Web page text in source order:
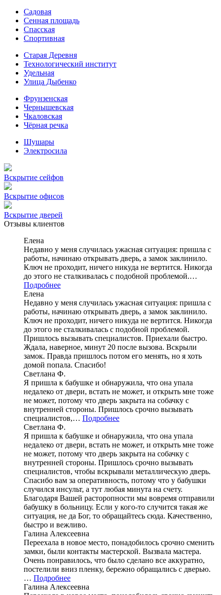
Садовая
Сенная площадь
Спасская
Спортивная
Старая Деревня
Технологический институт
Удельная
Улица Дыбенко
Фрунзенская
Чернышевская
Чкаловская
Чёрная речка
Шушары
Электросила
Вскрытие сейфов
Вскрытие офисов
Вскрытие дверей
Отзывы клиентов
Елена
Недавно у меня случилась ужасная ситуация: пришла с
работы, начинаю открывать дверь, а замок заклинило.
Ключ не проходит, ничего никуда не вертится. Никогда
до этого не сталкивалась с подобной проблемой.…
Подробнее
Елена
Недавно у меня случилась ужасная ситуация: пришла с
работы, начинаю открывать дверь, а замок заклинило.
Ключ не проходит, ничего никуда не вертится. Никогда
до этого не сталкивалась с подобной проблемой.
Пришлось вызывать специалистов. Приехали быстро.
Ждала, наверное, минут 20 после вызова. Вскрыли
замок. Правда пришлось потом его менять, но я хоть
домой попала. Спасибо!
Светлана Ф.
Я пришла к бабушке и обнаружила, что она упала
недалеко от двери, встать не может, и открыть мне тоже
не может, потому что дверь закрыта на собачку с
внутренней стороны. Пришлось срочно вызывать
специалистов,… Подробнее
Светлана Ф.
Я пришла к бабушке и обнаружила, что она упала
недалеко от двери, встать не может, и открыть мне тоже
не может, потому что дверь закрыта на собачку с
внутренней стороны. Пришлось срочно вызывать
специалистов, чтобы вскрывали металлическую дверь.
Спасибо вам за оперативность, потому что у бабушки
случился инсульт, а тут любая минута на счету.
Благодаря Вашей расторопности мы вовремя отправили
бабушку в больницу. Если у кого-то случится такая же
ситуация, не да Бог, то обращайтесь сюда. Качественно,
быстро и вежливо.
Галина Алексеевна
Переехала в новое место, понадобилось срочно сменить
замки, были контакты мастерской. Вызвала мастера.
Очень понравилось, что было сделано все аккуратно,
постелили вниз пленку, бережно обращались с дверью.
… Подробнее
Галина Алексеевна